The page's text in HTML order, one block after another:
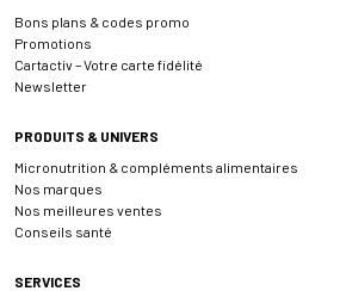
Bons plans & codes promo
Promotions
Cartactiv – Votre carte fidélité
Newsletter
PRODUITS & UNIVERS
Micronutrition & compléments alimentaires
Nos marques
Nos meilleures ventes
Conseils santé
SERVICES